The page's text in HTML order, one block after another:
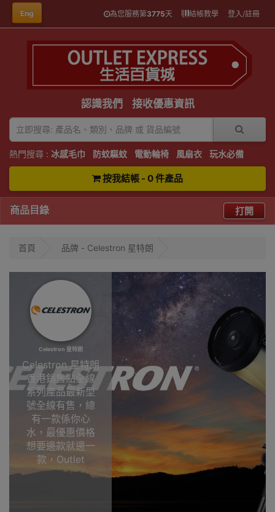
Eng 為您服務第3775天 結帳教學 登入/註冊
認識我們 接收優惠資訊
熱門搜尋 : 冰感毛巾 防蚊驅蚊 電動輪椅 風扇衣 玩水必備
按我結帳 - 0 件產品
商品目錄 打開
首頁 品牌 - Celestron 星特朗
Celestron 星特朗
Celestron 星特朗
香港銷售點全線
系列產品最新型
號全線有售，總
有一款係你心
水，最優惠價格
想要邊款就邊一
款，Outlet
Express HK香港